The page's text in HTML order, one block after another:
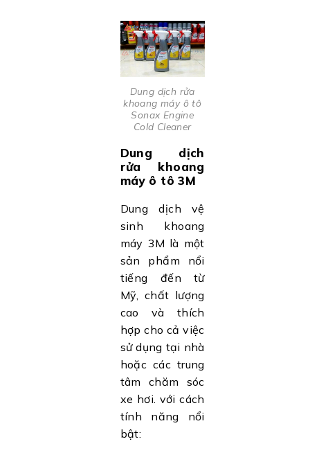
Dung dịch rửa
khoang máy ô tô
Sonax Engine
Cold Cleaner
Dung dịch
rửa khoang
máy ô tô 3M
Dung dịch vệ
sinh khoang
máy 3M là một
sản phẩm nổi
tiếng đến từ
Mỹ, chất lượng
cao và thích
hợp cho cả việc
sử dụng tại nhà
hoặc các trung
tâm chăm sóc
xe hơi. với cách
tính năng nổi
bật: